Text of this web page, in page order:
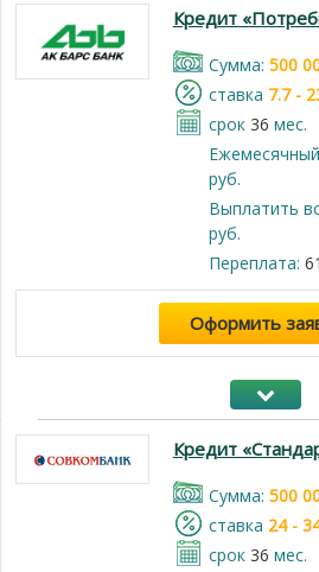
Кредит
Cумма: 500
cтавка 7.7 -
срок 36 мес.
руб.
Выплатить
руб.
Переплата:
Оформить
Кредит
Cумма: 500
cтавка 24 -
срок 36 мес.